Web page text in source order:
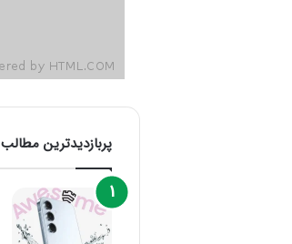
پربازدیدترین مطالب